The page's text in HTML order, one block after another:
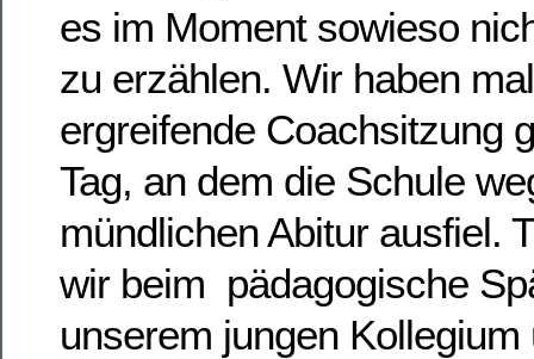
es im Moment sowieso
zu erzählen. Wir haben
ergreifende Coachsitzung
Tag, an dem die Schule
mündlichen Abitur ausfiel.
wir beim pädagogische
unserem jungen Kollegium